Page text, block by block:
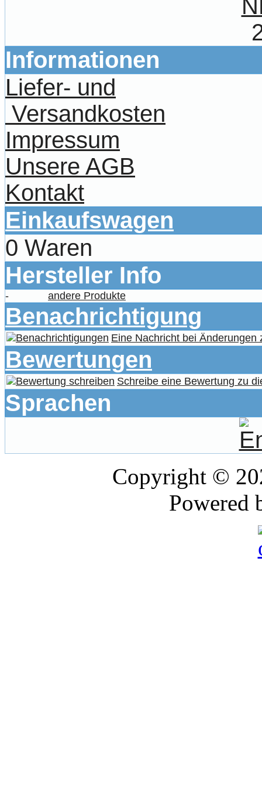
Informationen
Liefer- und
Versandkosten
Impressum
Unsere AGB
Kontakt
Einkaufswagen
0 Waren
Hersteller Info
- andere Produkte
Benachrichtigung
Eine Nachricht bei Änderungen
Bewertungen
Schreibe eine Bewertung zu
Sprachen
Copyright ©
Powered